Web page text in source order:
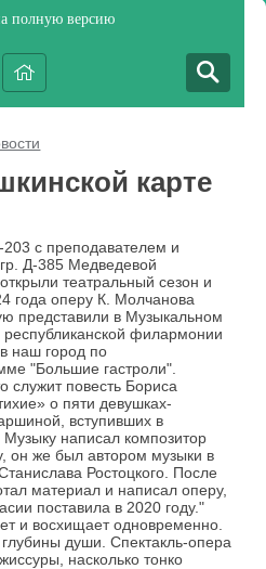
полную версию
карте
с преподавателем и
Д-385 Медведевой
театральный сезон и
года оперу К. Молчанова
представили в Музыкальном
республиканской филармонии
наш город по
"Большие гастроли".
служит повесть Бориса
о пяти девушках-
вступивших в
написал композитор
он же был автором музыки в
Ростоцкого. После
материал и написал оперу,
поставила в 2020 году."
и восхищает одновременно.
души. Спектакль-опера
насколько тонко